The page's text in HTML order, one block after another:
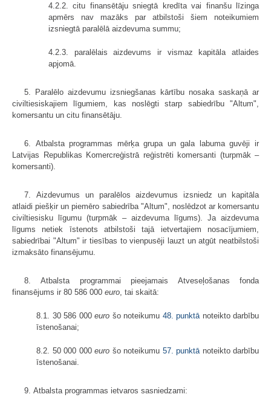
4.2.2. citu finansētāju sniegtā kredīta vai finanšu līzinga
apmērs nav mazāks par atbilstoši šiem noteikumiem
izsniegtā paralēlā aizdevuma summu;
4.2.3. paralēlais aizdevums ir vismaz kapitāla atlaides
apjomā.
5. Paralēlo aizdevumu izsniegšanas kārtību nosaka saskaņā ar
civiltiesiskajiem līgumiem, kas noslēgti starp sabiedrību "Altum",
komersantu un citu finansētāju.
6. Atbalsta programmas mērķa grupa un gala labuma guvēji ir
Latvijas Republikas Komercreģistrā reģistrēti komersanti (turpmāk –
komersanti).
7. Aizdevumus un paralēlos aizdevumus izsniedz un kapitāla
atlaidi piešķir un piemēro sabiedrība "Altum", noslēdzot ar komersantu
civiltiesisku līgumu (turpmāk – aizdevuma līgums). Ja aizdevuma
līgums netiek īstenots atbilstoši tajā ietvertajiem nosacījumiem,
sabiedrībai "Altum" ir tiesības to vienpusēji lauzt un atgūt neatbilstoši
izmaksāto finansējumu.
8. Atbalsta programmai pieejamais Atveseļošanas fonda
finansējums ir 80 586 000 euro , tai skaitā:
8.1. 30 586 000 euro šo noteikumu 48. punktā noteikto darbību
īstenošanai;
8.2. 50 000 000 euro šo noteikumu 57. punktā noteikto darbību
īstenošanai.
9. Atbalsta programmas ietvaros sasniedzami: